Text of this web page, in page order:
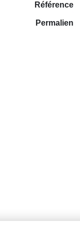
Référence
Permalien